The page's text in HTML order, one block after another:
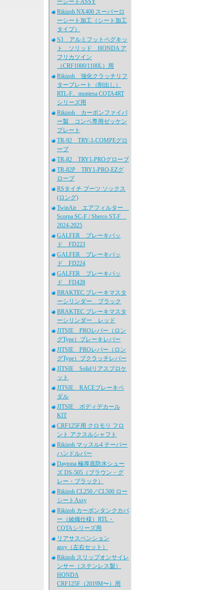
ーシートASSY
Rikizoh NX400 スーパーロ
ーシート加工（シート加工
タイプ）
S3 アルミフットペグキッ
ト ソリッド HONDA ア
フリカツイン
（CRF1000/1100L）用
Rikizoh 強化クラッチリフ
タープレート（削出し）
RTL-F、montesa COTA4RT
シリーズ用
Rikizoh カーボンファイバ
ー製 コンペ専用ゼッケン
プレート
TR-92 TRY-1-COMPEグロ
ーブ
TR-82 TRY1-PROグローブ
TR-82P TRY1-PRO-EZグ
ローブ
RSタイチ ブーツ ソックス
(ロング)
TwinAir エアフィルター
Scorpa SC-F / Sherco ST-F
2024-2025
GALFER ブレーキパッ
ド FD223
GALFER ブレーキパッ
ド FD224
GALFER ブレーキパッ
ド FD428
BRAKTEC ブレーキマスタ
ーシリンダー ブラック
BRAKTEC ブレーキマスタ
ーシリンダー レッド
JITSIE PROレバー（ロン
グType）ブレーキレバー
JITSIE PROレバー（ロン
グType）ブクラッチレバー
JITSIE Solidリアスプロケ
ット
JITSIE RACEブレーキペ
ダル
JITSIE ボディデカール
KIT
CRF125F用 クロモリ フロ
ント アクスルシャフト
Rikizoh マッスル4 テーパー
ハンドルバー
Daytona 極厚底防水シュー
ズ DS-505（ブラウン・グ
レー・ブラック）
Rikizoh CL250／CL500 ロー
シートAssy
Rikizoh カーボンタンクカバ
ー（綾織仕様）RTL・
COTAシリーズ用
リアサスペンション
assy（左右セット）
Rikizoh スリップオンサイレ
ンサー（ステンレス製）
HONDA
CRF125F（2019M〜）用